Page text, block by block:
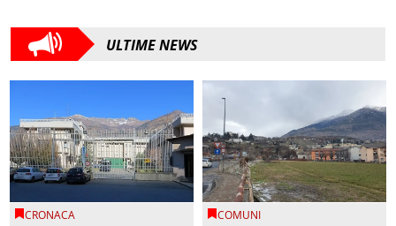
ULTIME NEWS
CRONACA COMUNI